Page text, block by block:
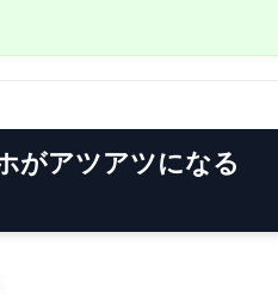
がアツアツになる